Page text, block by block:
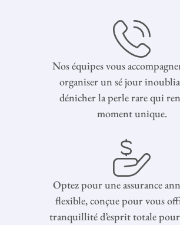
Nos équipes vous
organiser un sé jour
dénicher la perle rare qui
moment unique.
Optez pour une assurance
flexible, conçue pour vous
tranquillité d’esprit totale